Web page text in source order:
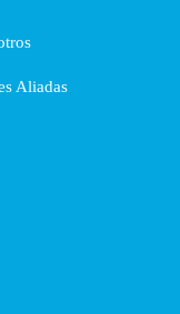
Aliadas